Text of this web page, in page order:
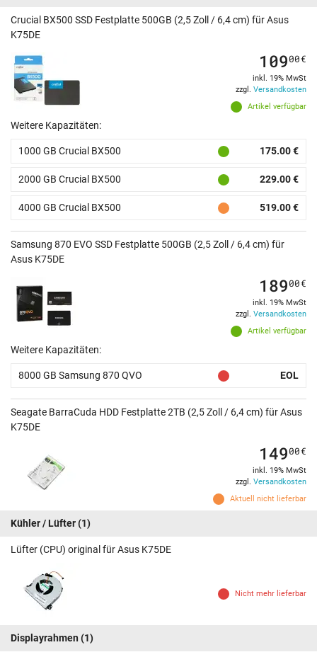
Crucial BX500 SSD Festplatte 500GB (2,5 Zoll / 6,4 cm) für Asus
K75DE
Artikel verfügbar
10900€
inkl. 19% MwSt
zzgl. Versandkosten
Weitere Kapazitäten:
1000 GB Crucial BX500 175.00 €
2000 GB Crucial BX500 229.00 €
4000 GB Crucial BX500 519.00 €
Samsung 870 EVO SSD Festplatte 500GB (2,5 Zoll / 6,4 cm) für
Asus K75DE
Artikel verfügbar
18900€
inkl. 19% MwSt
zzgl. Versandkosten
Weitere Kapazitäten:
8000 GB Samsung 870 QVO EOL
Seagate BarraCuda HDD Festplatte 2TB (2,5 Zoll / 6,4 cm) für Asus
K75DE
Aktuell nicht lieferbar
14900€
inkl. 19% MwSt
zzgl. Versandkosten
Kühler / Lüfter(1)
Lüfter (CPU) original für Asus K75DE
Nicht mehr lieferbar
Displayrahmen (1)